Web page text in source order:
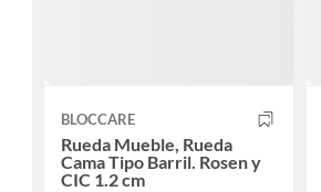
BLOCCARE
Rueda Mueble, Rueda
Cama Tipo Barril. Rosen y
CIC 1.2 cm